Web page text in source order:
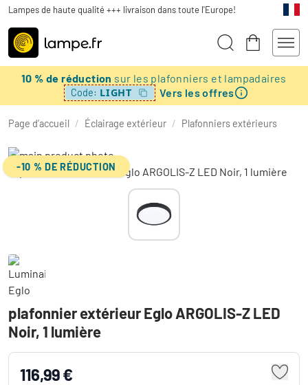
Lampes de haute qualité +++ livraison dans toute l'Europe!
10 % de réduction sur les plafonniers et lampadaires
Code: LIGHT Vers les offres
Page d’accueil / Éclairage extérieur / Plafonniers extérieurs
-10 % DE RÉDUCTION
plafonnier extérieur Eglo ARGOLIS-Z LED
Noir, 1 lumière
116,99 €